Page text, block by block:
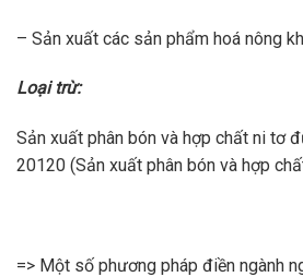
– Sản xuất các sản phẩm hoá nông
Loại trừ:
Sản xuất phân bón và hợp chất ni tơ
20120 (Sản xuất phân bón và hợp
=> Một số phương pháp điền ngành